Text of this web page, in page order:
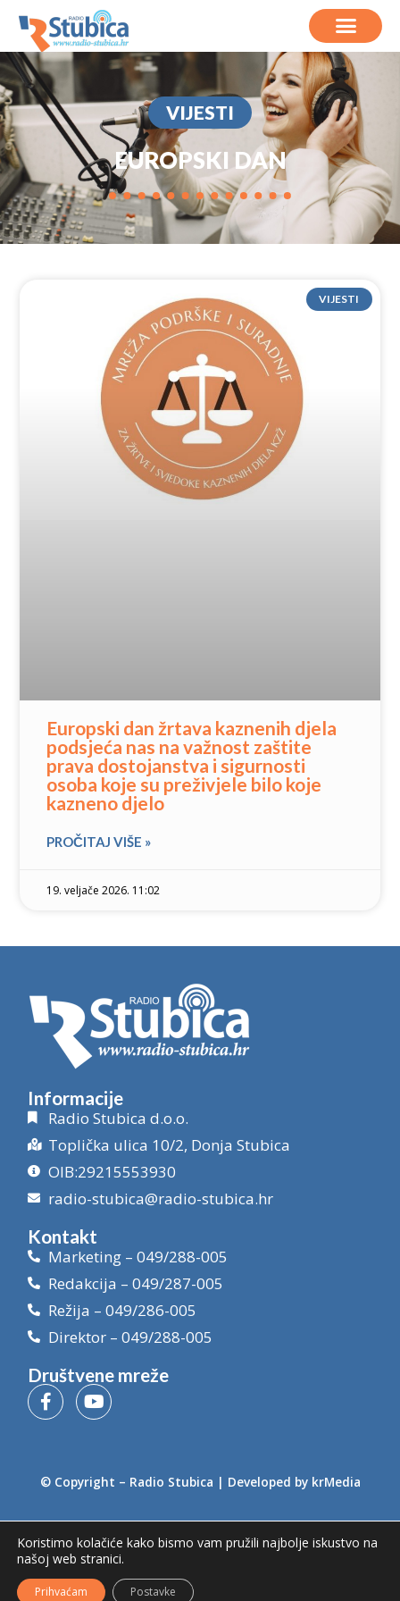
VIJESTI
EUROPSKI DAN
VIJESTI
Europski dan žrtava kaznenih djela
podsjeća nas na važnost zaštite
prava dostojanstva i sigurnosti
osoba koje su preživjele bilo koje
kazneno djelo
PROČITAJ VIŠE »
19. veljače 2026. 11:02
Informacije
Radio Stubica d.o.o.
Toplička ulica 10/2, Donja Stubica
OIB:29215553930
radio-stubica@radio-stubica.hr
Kontakt
Marketing – 049/288-005
Redakcija – 049/287-005
Režija – 049/286-005
Direktor – 049/288-005
Društvene mreže
© Copyright – Radio Stubica | Developed by krMedia
Koristimo kolačiće kako bismo vam pružili najbolje iskustvo na
našoj web stranici.
Prihvaćam Postavke